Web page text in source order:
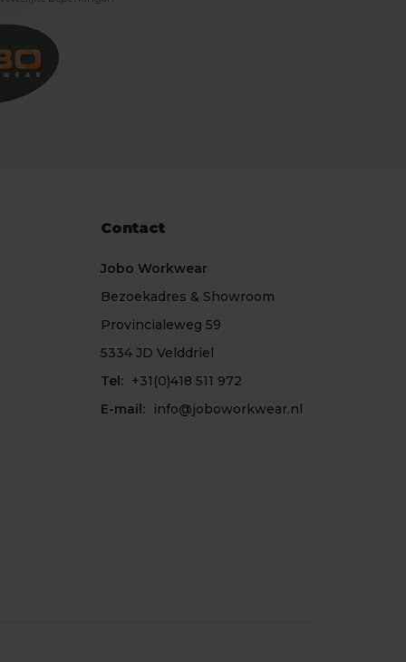
Contact
Jobo Workwear
Bezoekadres & Showroom
Provincialeweg 59
5334 JD Velddriel
Tel: +31(0)418 511 972
E-mail:
info@joboworkwear.nl